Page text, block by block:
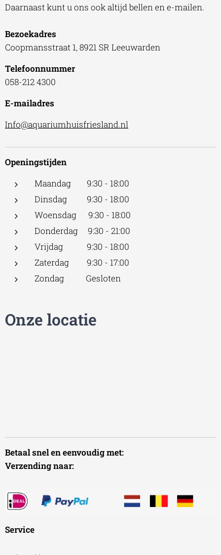
Daarnaast kunt u ons ook altijd bellen en e-mailen.
Bezoekadres
Coopmansstraat 1, 8921 SR Leeuwarden
Telefoonnummer
058-212 4300
E-mailadres
Info@aquariumhuisfriesland.nl
Openingstijden
Maandag 9:30 - 18:00
Dinsdag 9:30 - 18:00
Woensdag 9:30 - 18:00
Donderdag 9:30 - 21:00
Vrijdag 9:30 - 18:00
Zaterdag 9:30 - 17:00
Zondag Gesloten
Onze locatie
Betaal snel en eenvoudig met:
Verzending naar:
Service